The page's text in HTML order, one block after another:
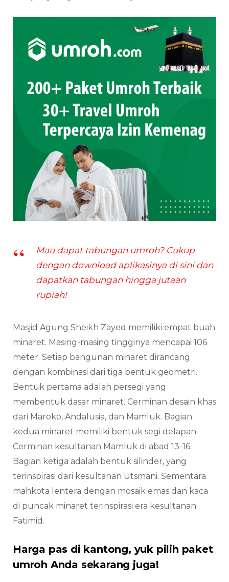
Mau dapat tabungan umroh? Cukup
dengan download aplikasinya di sini dan
dapatkan tabungan hingga jutaan
rupiah!
Masjid Agung Sheikh Zayed memiliki empat buah
minaret. Masing-masing tingginya mencapai 106
meter. Setiap bangunan minaret dirancang
dengan kombinasi dari tiga bentuk geometri.
Bentuk pertama adalah persegi yang
membentuk dasar minaret. Cerminan desain khas
dari Maroko, Andalusia, dan Mamluk. Bagian
kedua minaret memiliki bentuk segi delapan.
Cerminan kesultanan Mamluk di abad 13-16.
Bagian ketiga adalah bentuk silinder, yang
terinspirasi dari kesultanan Utsmani. Sementara
mahkota lentera dengan mosaik emas dan kaca
di puncak minaret terinspirasi era kesultanan
Fatimid.
Harga pas di kantong, yuk pilih paket
umroh Anda sekarang juga!